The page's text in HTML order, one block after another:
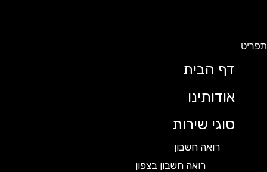
דף הבית
אודותינו
סוגי שירות
רואה חשבון
רואה חשבון בצפון